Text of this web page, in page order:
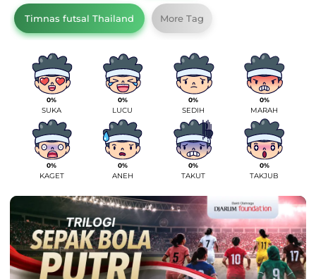
Timnas futsal Thailand More Tag
0%
SUKA
0%
LUCU
0%
SEDIH
0%
MARAH
0%
KAGET
0%
ANEH
0%
TAKUT
0%
TAKJUB